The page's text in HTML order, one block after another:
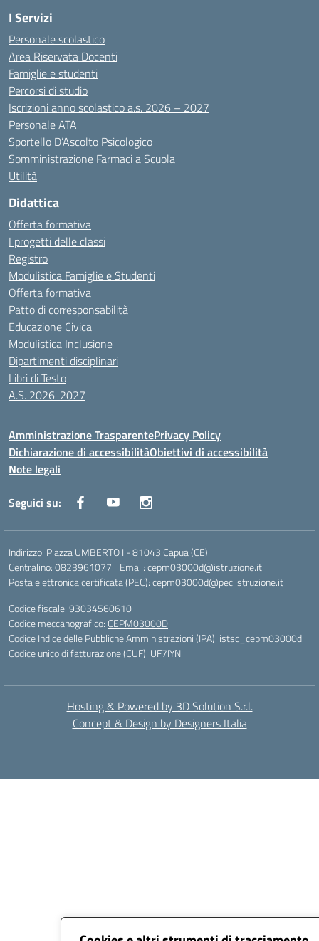
I Servizi
Personale scolastico
Area Riservata Docenti
Famiglie e studenti
Percorsi di studio
Iscrizioni anno scolastico a.s. 2026 – 2027
Personale ATA
Sportello D’Ascolto Psicologico
Somministrazione Farmaci a Scuola
Utilità
Didattica
Offerta formativa
I progetti delle classi
Registro
Modulistica Famiglie e Studenti
Offerta formativa
Patto di corresponsabilità
Educazione Civica
Modulistica Inclusione
Dipartimenti disciplinari
Libri di Testo
A.S. 2026-2027
Amministrazione TrasparentePrivacy Policy
Dichiarazione di accessibilitàObiettivi di accessibilità
Note legali
Seguici su:
Indirizzo: Piazza UMBERTO I - 81043 Capua (CE)
Centralino:0823961077 Email:cepm03000d@istruzione.it
Posta elettronica certificata (PEC):cepm03000d@pec.istruzione.it
Codice fiscale: 93034560610
Codice meccanografico: CEPM03000D
Codice Indice delle Pubbliche Amministrazioni (IPA): istsc_cepm03000d
Codice unico di fatturazione (CUF): UF7IYN
Hosting & Powered by 3D Solution S.r.l.
Concept & Design by Designers Italia